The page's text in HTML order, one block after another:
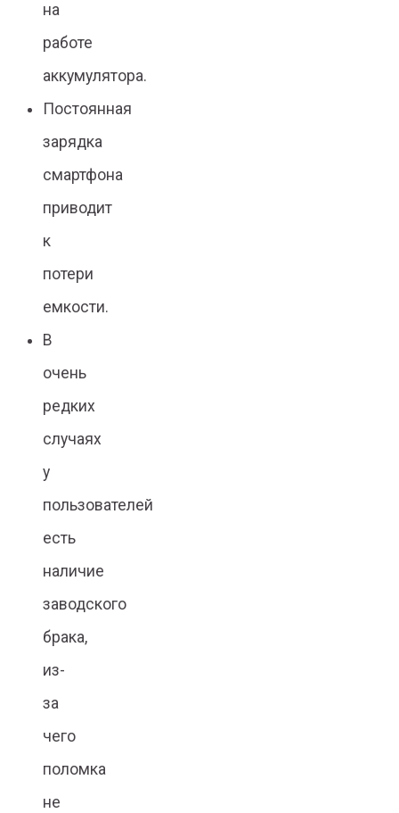
на
работе
аккумулятора.
Постоянная
зарядка
смартфона
приводит
к
потери
емкости.
В
очень
редких
случаях
у
пользователей
есть
наличие
заводского
брака,
из-
за
чего
поломка
не